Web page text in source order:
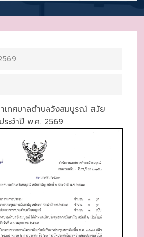
เทศบาลตำบลวังสมบูรณ์ สมัย
ะจำปี พ.ศ. 2569